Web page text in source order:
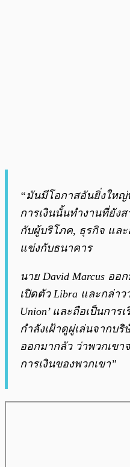
“มันมีโอกาสอันยิ่งใหญ่
การเงินนั้นทำงานที่ยัง
กับผู้บริโภค, ธุรกิจ แล
แข่งกับธนาคาร
นาย David Marcus ออ
เปิดตัว Libra และกล่าว
Union’ และถือเป็นกา
กำลังเฝ้าดูผู่เล่นจากบ
ออกมากลัว ว่าพวกเขา
การเงินของพวกเขา”